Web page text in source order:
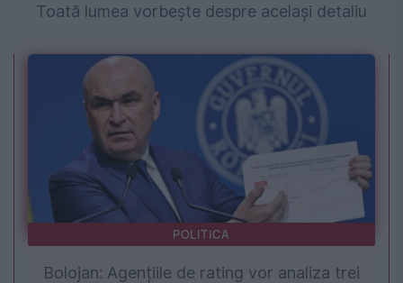
Toată lumea vorbește despre același detaliu
POLITICA
Bolojan: Agențiile de rating vor analiza trei